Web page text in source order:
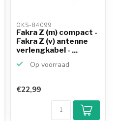
OKS-84099
Fakra Z (m) compact -
Fakra Z (v) antenne
verlengkabel - ...
Op voorraad
€22,99